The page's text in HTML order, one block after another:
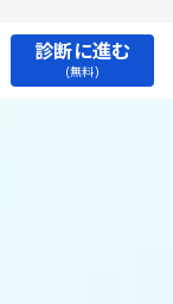
診断に進む
(無料)